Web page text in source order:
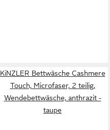
KiNZLER Bettwäsche Cashmere
Touch, Microfaser, 2 teilig,
Wendebettwäsche, anthrazit -
taupe